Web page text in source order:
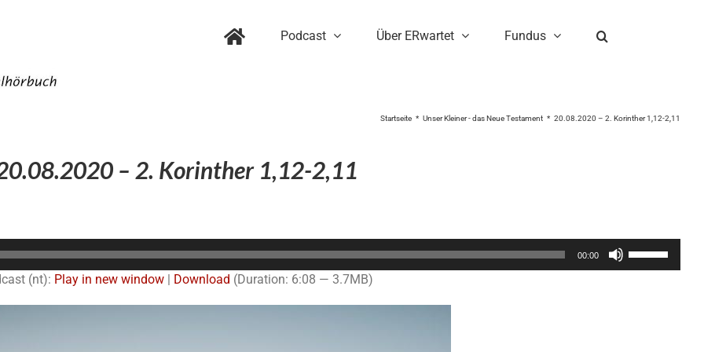
Podcast Über ERwartet Fundus
Startseite Unser Kleiner - das Neue Testament 20.08.2020 – 2. Korinther 1,12-2,11
– 2. Korinther 1,12-2,11
00:00
(nt): Play in new window| Download (Duration: 6:08 — 3.7MB)